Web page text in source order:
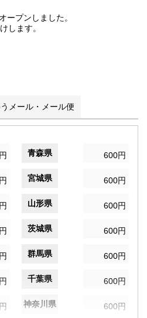
ープンしました。
します。
メール・メール便
青森県 600円
宮城県 600円
山形県 600円
茨城県 600円
群馬県 600円
千葉県 600円
神奈川県 600円